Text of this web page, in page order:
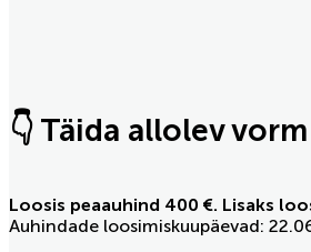
👇 Täida allolev
Loosis peaauhind 400 €. Lisaks
Auhindade loosimiskuupäevad: